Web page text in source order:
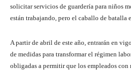
solicitar servicios de guardería para niños
están trabajando, pero el caballo de batalla
A partir de abril de este año, entrarán en
de medidas para transformar el régimen
obligadas a permitir que los empleados con